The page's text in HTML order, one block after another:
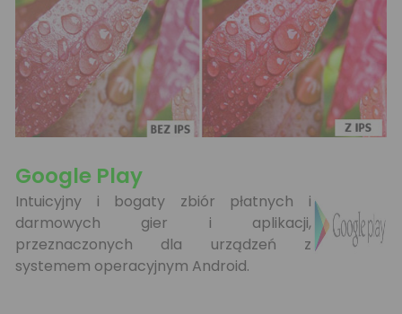
Google Play
Intuicyjny i bogaty zbiór płatnych i
darmowych gier i aplikacji,
przeznaczonych dla urządzeń z
systemem operacyjnym Android.